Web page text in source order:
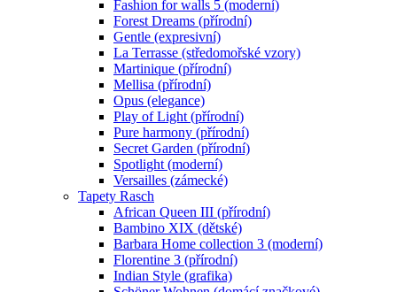
Fashion for walls 5 (moderní)
Forest Dreams (přírodní)
Gentle (expresivní)
La Terrasse (středomořské vzory)
Martinique (přírodní)
Mellisa (přírodní)
Opus (elegance)
Play of Light (přírodní)
Pure harmony (přírodní)
Secret Garden (přírodní)
Spotlight (moderní)
Versailles (zámecké)
Tapety Rasch
African Queen III (přírodní)
Bambino XIX (dětské)
Barbara Home collection 3 (moderní)
Florentine 3 (přírodní)
Indian Style (grafika)